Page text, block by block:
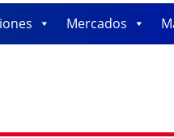
Mercados